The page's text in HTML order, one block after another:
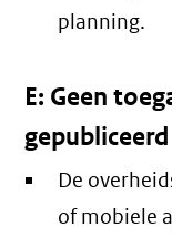
planning.
E: Geen
gepubliceerd
De
of mobiele